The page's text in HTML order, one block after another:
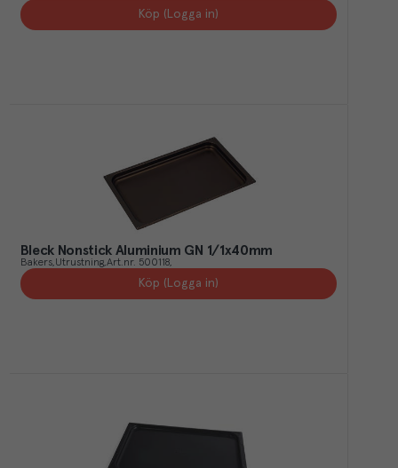
Köp (Logga in)
Bleck Nonstick Aluminium GN 1/1x40mm
Bakers Utrustning Art.nr. 500118
Köp (Logga in)